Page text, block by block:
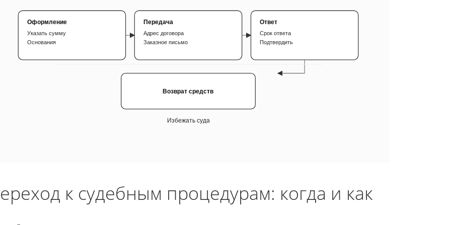
Оформление
Указать сумму
Основания
Передача
Адрес договора
Заказное письмо
Ответ
Срок ответа
Подтвердить
Возврат средств
Избежать суда
к судебным процедурам: когда и как